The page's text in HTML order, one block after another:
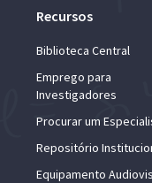
Recursos
Biblioteca Central
Emprego para
Investigadores
Procurar um
Repositório
Equipamento